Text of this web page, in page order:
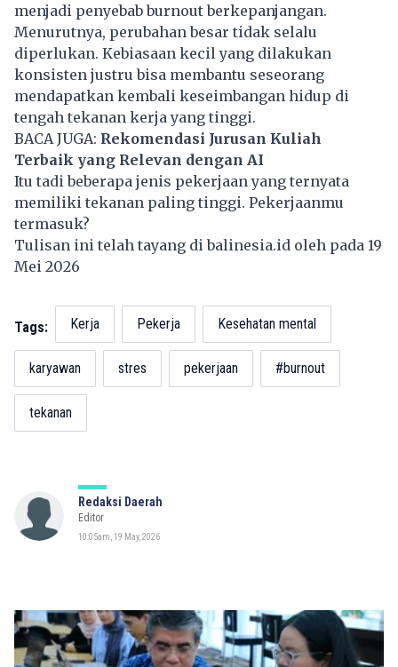
menjadi penyebabburnoutberkepanjangan.
Menurutnya, perubahan besar tidak selalu
diperlukan. Kebiasaan kecil yang dilakukan
konsisten justru bisa membantu seseorang
mendapatkan kembali keseimbangan hidup di
tengah tekanan kerja yang tinggi.
BACA JUGA: Rekomendasi Jurusan Kuliah
Terbaik yang Relevan dengan AI
Itu tadi beberapa jenis pekerjaan yang ternyata
memiliki tekanan paling tinggi. Pekerjaanmu
termasuk?
Tulisan ini telah tayang dibalinesia.id oleh pada 19
Mei 2026
Tags: Kerja Pekerja Kesehatan mental
karyawan stres pekerjaan #burnout
tekanan
Redaksi Daerah
Editor
10:05am, 19 May, 2026